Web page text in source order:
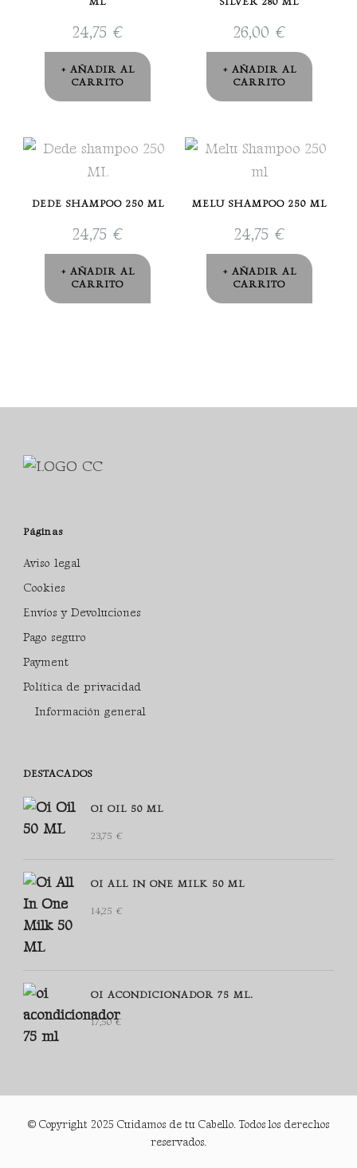
24,75 €
AÑADIR AL
CARRITO
26,00 €
AÑADIR AL
CARRITO
DEDE SHAMPOO 250 ML
24,75 €
AÑADIR AL
CARRITO
MELU SHAMPOO 250 ML
24,75 €
AÑADIR AL
CARRITO
Páginas
Aviso legal
Cookies
Envíos y Devoluciones
Pago seguro
Payment
Política de privacidad
Información general
DESTACADOS
OI OIL 50 ML
23,75 €
OI ALL IN ONE MILK 50 ML
14,25 €
OI ACONDICIONADOR 75 ML.
17,50€
© Copyright 2025 Cuidamos de tu Cabello. Todos los derechos
reservados.